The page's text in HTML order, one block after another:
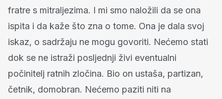
fratre s mitraljezima. I mi smo naložili da se ona
ispita i da kaže što zna o tome. Ona je dala svoj
iskaz, o sadržaju ne mogu govoriti. Nećemo stati
dok se ne istraži posljednji živi eventualni
počinitelj ratnih zločina. Bio on ustaša, partizan,
četnik, domobran. Nećemo paziti niti na